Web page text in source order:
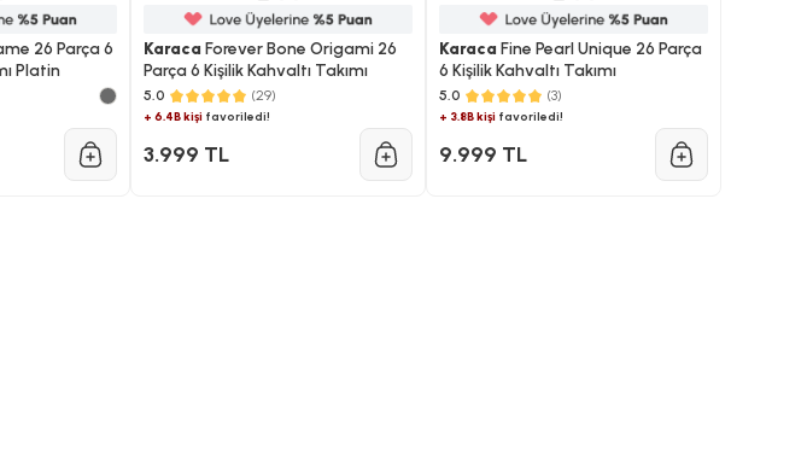
26 Parça 6
Platin
Karaca Forever Bone Origami 26
Parça 6 Kişilik Kahvaltı Takımı
5.0 (29)
+ 6.4B kişifavoriledi!
3.999 TL
Karaca Fine Pearl Unique 26 Parça
6 Kişilik Kahvaltı Takımı
5.0 (3)
+ 3.8B kişi favoriledi!
9.999 TL